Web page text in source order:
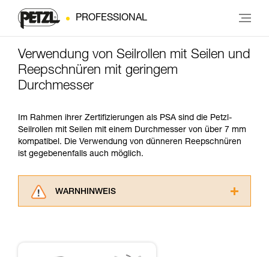
PROFESSIONAL
Verwendung von Seilrollen mit Seilen und
Reepschnüren mit geringem
Durchmesser
Im Rahmen ihrer Zertifizierungen als PSA sind die Petzl-
Seilrollen mit Seilen mit einem Durchmesser von über 7 mm
kompatibel. Die Verwendung von dünneren Reepschnüren
ist gegebenenfalls auch möglich.
WARNHINWEIS